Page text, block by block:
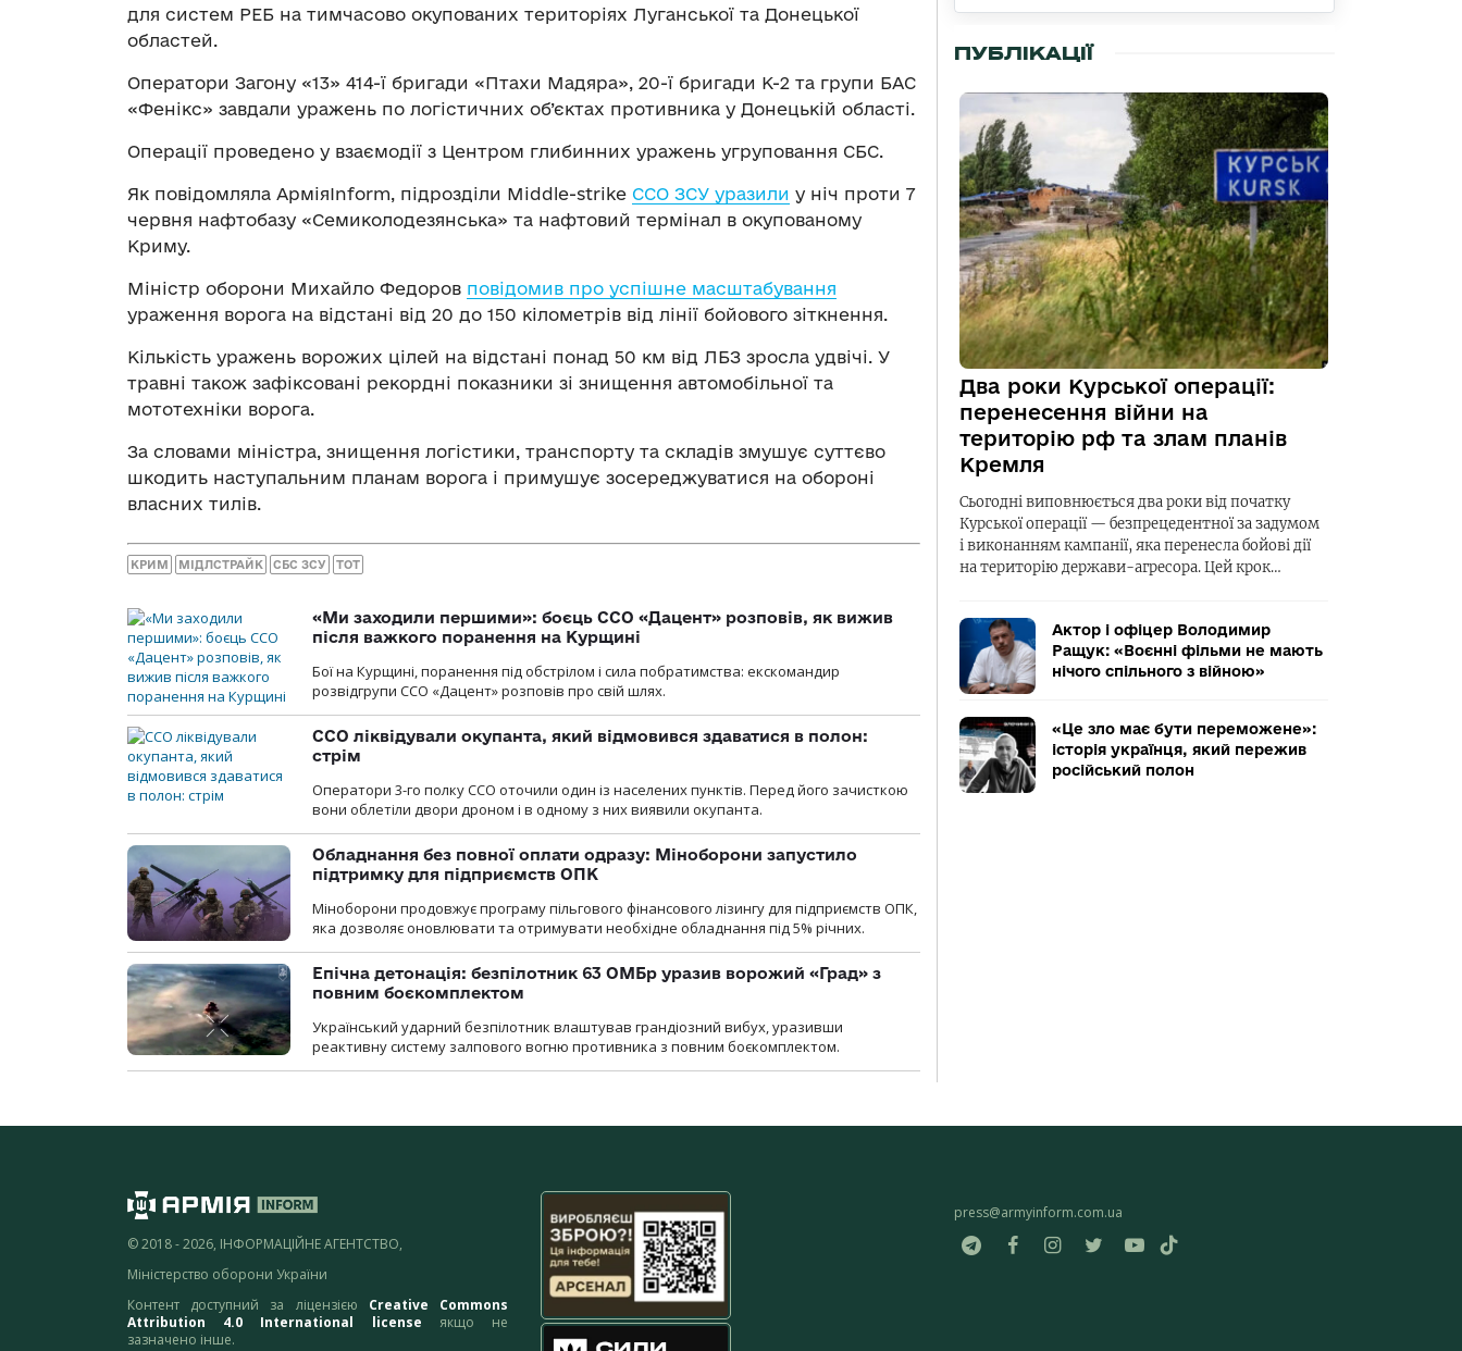
для систем РЕБ на тимчасово окупованих територіях Луганської та Донецької
областей.
Оператори Загону «13» 414-ї бригади «Птахи Мадяра», 20-ї бригади К-2 та групи БАС
«Фенікс» завдали уражень по логістичних об’єктах противника у Донецькій області.
Операції проведено у взаємодії з Центром глибинних уражень угруповання СБС.
Як повідомляла АрміяInform, підрозділи Middle-strike ССО ЗСУ уразили у ніч проти 7
червня нафтобазу «Семиколодезянська» та нафтовий термінал в окупованому
Криму.
Міністр оборони Михайло Федоров повідомив про успішне масштабування
ураження ворога на відстані від 20 до 150 кілометрів від лінії бойового зіткнення.
Кількість уражень ворожих цілей на відстані понад 50 км від ЛБЗ зросла удвічі. У
травні також зафіксовані рекордні показники зі знищення автомобільної та
мототехніки ворога.
За словами міністра, знищення логістики, транспорту та складів змушує суттєво
шкодить наступальним планам ворога і примушує зосереджуватися на обороні
власних тилів.
КРИМ МІДЛСТРАЙК СБС ЗСУ ТОТ
«Ми заходили першими»: боєць ССО «Дацент» розповів, як вижив
після важкого поранення на Курщині
Бої на Курщині, поранення під обстрілом і сила побратимства: екскомандир
розвідгрупи ССО «Дацент» розповів про свій шлях.
ССО ліквідували окупанта, який відмовився здаватися в полон:
стрім
Оператори 3-го полку ССО оточили один із населених пунктів. Перед його зачисткою
вони облетіли двори дроном і в одному з них виявили окупанта.
Обладнання без повної оплати одразу: Міноборони запустило
підтримку для підприємств ОПК
Міноборони продовжує програму пільгового фінансового лізингу для підприємств ОПК,
яка дозволяє оновлювати та отримувати необхідне обладнання під 5% річних.
Епічна детонація: безпілотник 63 ОМБр уразив ворожий «Град» з
повним боєкомплектом
Український ударний безпілотник влаштував грандіозний вибух, уразивши
реактивну систему залпового вогню противника з повним боєкомплектом.
ПУБЛІКАЦІЇ
Два роки Курської операції:
перенесення війни на
територію рф та злам планів
Кремля
Сьогодні виповнюється два роки від початку
Курської операції — безпрецедентної за задумом
і виконанням кампанії, яка перенесла бойові дії
на територію держави-агресора. Цей крок…
Актор і офіцер Володимир
Ращук: «Воєнні фільми не мають
нічого спільного з війною»
«Це зло має бути переможене»:
історія українця, який пережив
російський полон
© 2018 - 2026, ІНФОРМАЦІЙНЕ АГЕНТСТВО,
Міністерство оборони України
Контент доступний за ліцензією Creative Commons
Attribution 4.0 International license якщо не
зазначено інше.
press@armyinform.com.ua